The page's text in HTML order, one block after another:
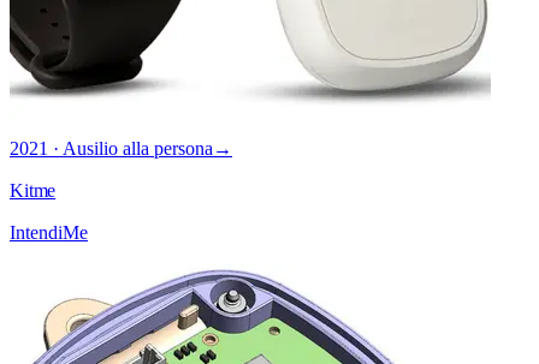
2021 · Ausilio alla persona →
Kitme
IntendiMe